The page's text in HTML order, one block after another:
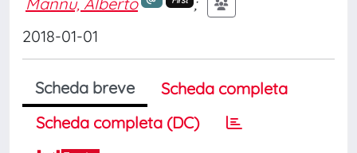
2018-01-01
Scheda breve
Scheda completa
Scheda completa (DC)